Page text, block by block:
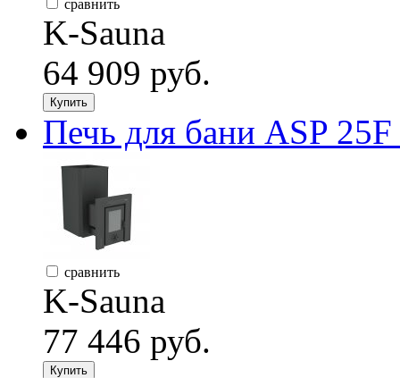
сравнить
K-Sauna
64 909 руб.
Купить
Печь для бани ASP
сравнить
K-Sauna
77 446 руб.
Купить